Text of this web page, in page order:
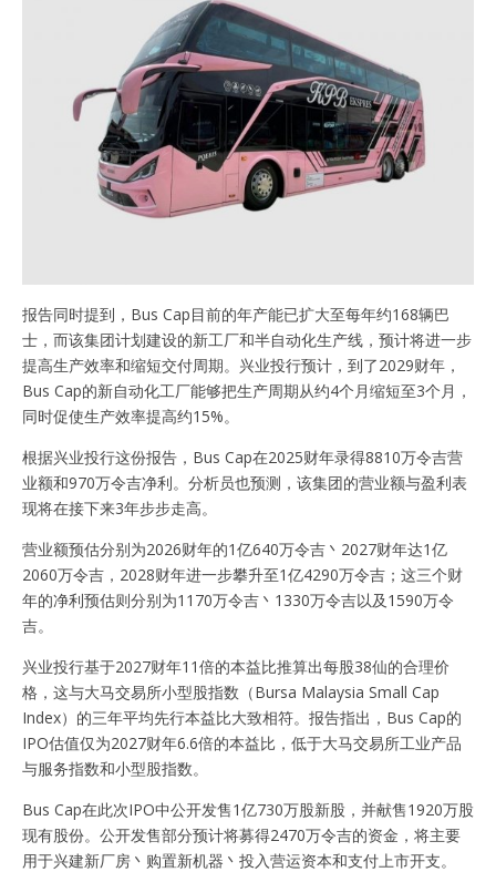
报告同时提到，Bus Cap目前的年产能已扩大至每年约168辆巴
士，而该集团计划建设的新工厂和半自动化生产线，预计将进一步
提高生产效率和缩短交付周期。兴业投行预计，到了2029财年，
Bus Cap的新自动化工厂能够把生产周期从约4个月缩短至3个月，
同时促使生产效率提高约15%。
根据兴业投行这份报告，Bus Cap在2025财年录得8810万令吉营
业额和970万令吉净利。分析员也预测，该集团的营业额与盈利表
现将在接下来3年步步走高。
营业额预估分别为2026财年的1亿640万令吉丶2027财年达1亿
2060万令吉，2028财年进一步攀升至1亿4290万令吉；这三个财
年的净利预估则分别为1170万令吉丶1330万令吉以及1590万令
吉。
兴业投行基于2027财年11倍的本益比推算出每股38仙的合理价
格，这与大马交易所小型股指数（Bursa Malaysia Small Cap
Index）的三年平均先行本益比大致相符。报告指出，Bus Cap的
IPO估值仅为2027财年6.6倍的本益比，低于大马交易所工业产品
与服务指数和小型股指数。
Bus Cap在此次IPO中公开发售1亿730万股新股，并献售1920万股
现有股份。公开发售部分预计将募得2470万令吉的资金，将主要
用于兴建新厂房丶购置新机器丶投入营运资本和支付上市开支。